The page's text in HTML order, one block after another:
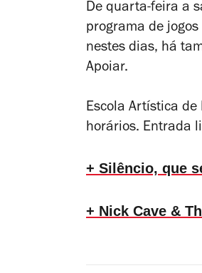
De quarta-feira a
programa de
nestes dias, há
Apoiar.
Escola Artística
horários. Entrada
+ Silêncio, que
+ Nick Cave &